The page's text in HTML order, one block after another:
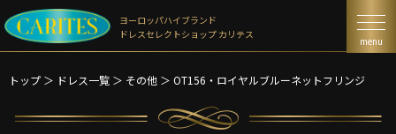
ヨーロッパハイブランド
ドレスセレクトショップ カリテス
menu
トップ ＞ ドレス一覧 ＞ その他 ＞ OT156・ロイヤルブルーネットフリンジ